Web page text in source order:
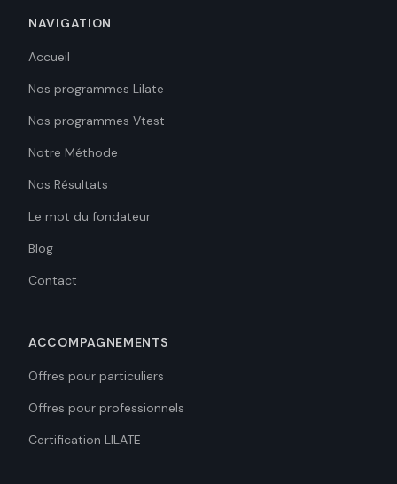
NAVIGATION
Accueil
Nos programmes Lilate
Nos programmes Vtest
Notre Méthode
Nos Résultats
Le mot du fondateur
Blog
Contact
ACCOMPAGNEMENTS
Offres pour particuliers
Offres pour professionnels
Certification LILATE